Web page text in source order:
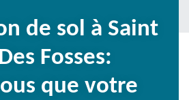
de sol à Saint
Fosses:
que votre